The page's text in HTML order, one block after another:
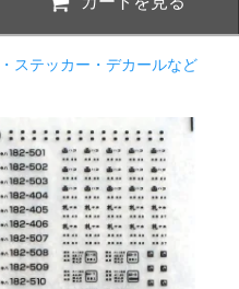
ステッカー・デカールなど